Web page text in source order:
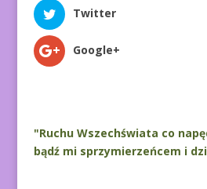
Twitter
Google+
"Ruchu Wszechświata co
bądź mi sprzymierzeńcem i